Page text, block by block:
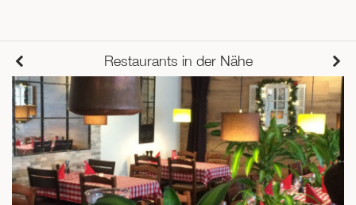
Restaurants in der Nähe